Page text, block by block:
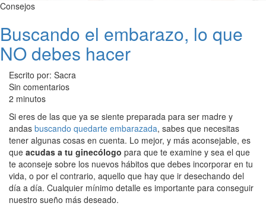
Consejos
Buscando el embarazo, lo que
NO debes hacer
Escrito por: Sacra
Sin comentarios
2 minutos
Si eres de las que ya se siente preparada para ser madre y
andas buscando quedarte embarazada, sabes que necesitas
tener algunas cosas en cuenta. Lo mejor, y más aconsejable, es
que acudas a tu ginecólogo para que te examine y sea el que
te aconseje sobre los nuevos hábitos que debes incorporar en tu
vida, o por el contrario, aquello que hay que ir desechando del
día a día. Cualquier mínimo detalle es importante para conseguir
nuestro sueño más deseado.